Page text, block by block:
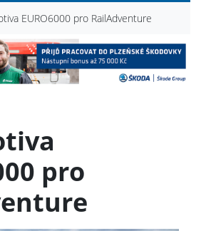
EURO6000 pro RailAdventure
pro